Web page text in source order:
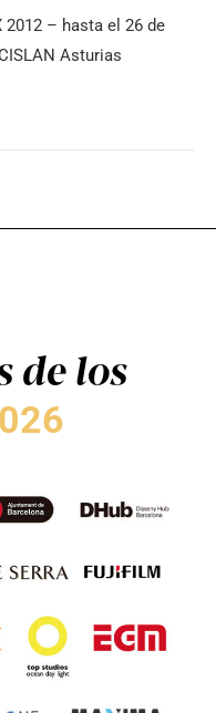
2012 – hasta el 26 de
Asturias
de los